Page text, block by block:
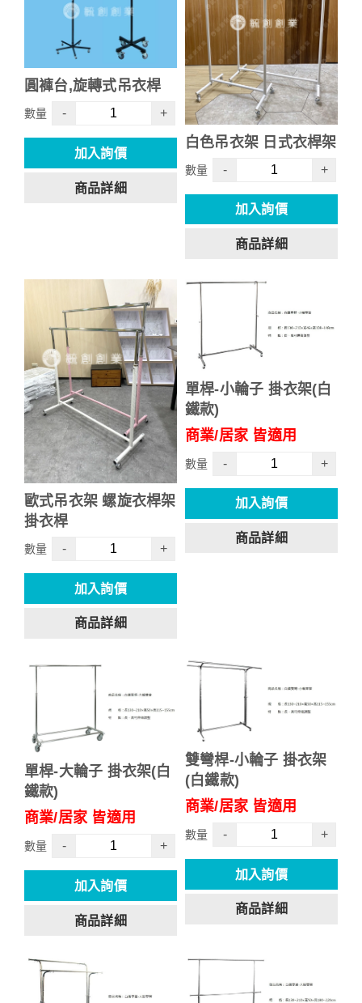
圓褲台,旋轉式吊衣桿
數量 - +
加入詢價
商品詳細
白色吊衣架 日式衣桿架
數量 - +
加入詢價
商品詳細
歐式吊衣架 螺旋衣桿架
掛衣桿
數量 - +
加入詢價
商品詳細
單桿-小輪子 掛衣架(白
鐵款)
商業/居家 皆適用
數量 - +
加入詢價
商品詳細
單桿-大輪子 掛衣架(白
鐵款)
商業/居家 皆適用
數量 - +
加入詢價
商品詳細
雙彎桿-小輪子 掛衣架
(白鐵款)
商業/居家 皆適用
數量 - +
加入詢價
商品詳細